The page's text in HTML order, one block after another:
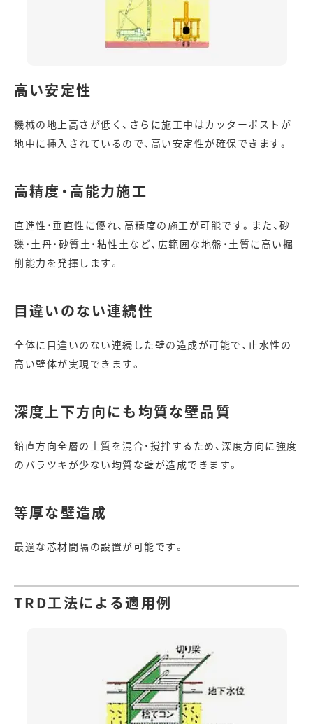
高い安定性
機械の地上高さが低く、さらに施工中はカッターポストが
地中に挿入されているので、高い安定性が確保できます。
高精度・高能力施工
直進性・垂直性に優れ、高精度の施工が可能です。また、砂
礫・土丹・砂質土・粘性土など、広範囲な地盤・土質に高い掘
削能力を発揮します。
目違いのない連続性
全体に目違いのない連続した壁の造成が可能で、止水性の
高い壁体が実現できます。
深度上下方向にも均質な壁品質
鉛直方向全層の土質を混合・撹拌するため、深度方向に強度
のバラツキが少ない均質な壁が造成できます。
等厚な壁造成
最適な芯材間隔の設置が可能です。
TRD工法による適用例